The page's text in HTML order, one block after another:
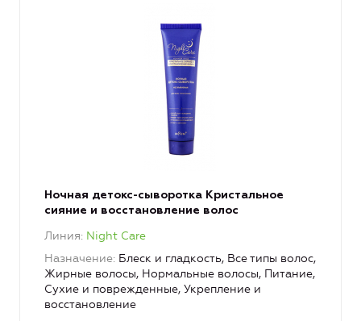
Ночная детокс-сыворотка Кристальное
сияние и восстановление волос
Линия Night Care
Назначение Блеск и гладкость, Все типы волос,
Жирные волосы, Нормальные волосы, Питание,
Сухие и поврежденные, Укрепление и
восстановление